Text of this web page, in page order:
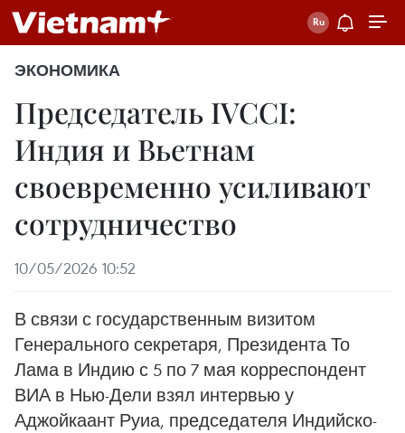
ЭКОНОМИКА
Председатель IVCCI:
Индия и Вьетнам
своевременно усиливают
сотрудничество
10/05/2026 10:52
В связи с государственным визитом
Генерального секретаря, Президента То
Лама в Индию с 5 по 7 мая корреспондент
ВИА в Нью-Дели взял интервью у
Аджойкаант Руиа, председателя Индийско-